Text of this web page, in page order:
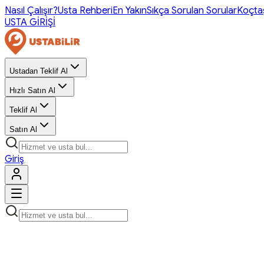
Nasıl Çalışır?Usta RehberiEn YakınSıkça Sorulan Sorular
USTA GİRİŞİ
Ustadan Teklif Al
Hızlı Satın Al
Teklif Al
Satın Al
Giriş